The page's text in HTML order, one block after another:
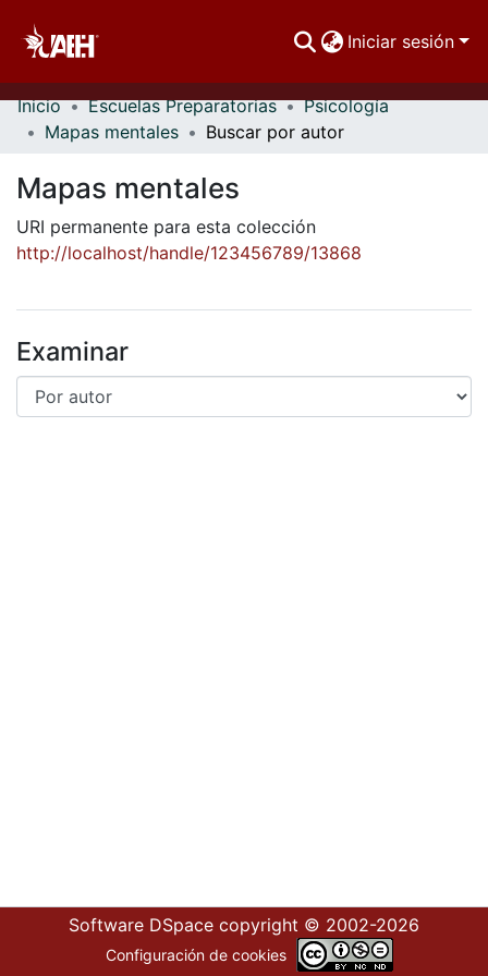
Iniciar sesión
Comunidades
Estadísticas
Inicio Escuelas Preparatorias
Psicología
Mapas mentales
Buscar por autor
Mapas mentales
URI permanente para esta colección
http://localhost/handle/123456789/13868
Examinar
Software DSpace copyright © 2002-2026
Configuración de cookies